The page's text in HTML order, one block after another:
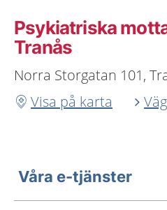
Psykiatriska
Tranås
Norra Storgatan 101,
Visa på karta
Våra e-tjänster